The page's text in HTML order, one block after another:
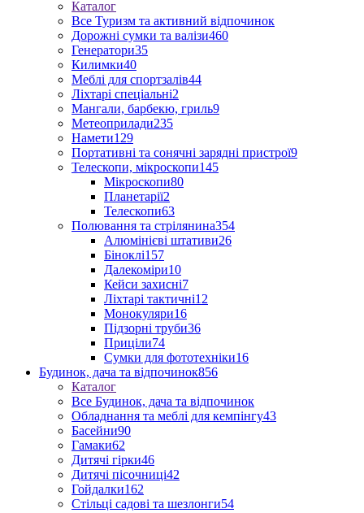
Каталог
Все Туризм та активний відпочинок
Дорожні сумки та валізи460
Генератори35
Килимки40
Меблі для спортзалів44
Ліхтарі спеціальні2
Мангали, барбекю, гриль9
Метеоприлади235
Намети129
Портативні та сонячні зарядні пристрої9
Телескопи, мікроскопи145
Мікроскопи80
Планетарії2
Телескопи63
Полювання та стрілянина354
Алюмінієві штативи26
Біноклі157
Далекоміри10
Кейси захисні7
Ліхтарі тактичні12
Монокуляри16
Підзорні труби36
Приціли74
Сумки для фототехніки16
Будинок, дача та відпочинок856
Каталог
Все Будинок, дача та відпочинок
Обладнання та меблі для кемпінгу43
Басейни90
Гамаки62
Дитячі гірки46
Дитячі пісочниці42
Гойдалки162
Стільці садові та шезлонги54